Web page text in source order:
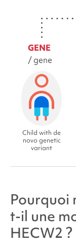
GENE
/ gene
Child with de
novo genetic
variant
Pourquoi
t-il une
HECW2 ?